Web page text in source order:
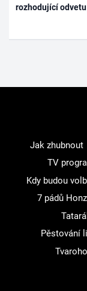
rozhodující odvetu
Jak zhubnout
TV
Kdy budou
7 pádů
Pěstování